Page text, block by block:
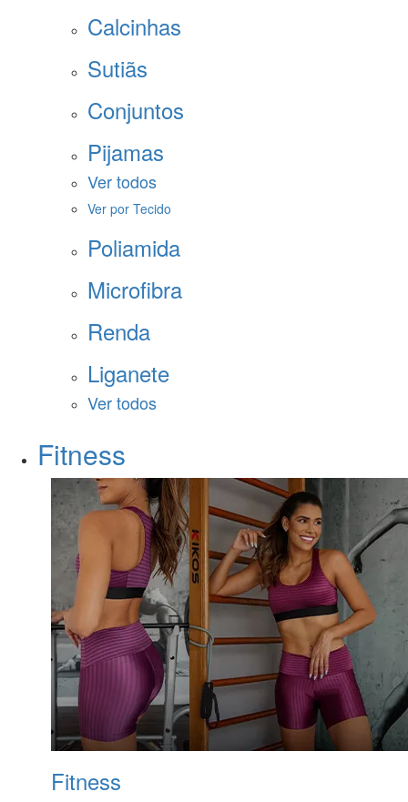
Calcinhas
Sutiãs
Conjuntos
Pijamas
Ver todos
Ver por Tecido
Poliamida
Microfibra
Renda
Liganete
Ver todos
Fitness
Fitness